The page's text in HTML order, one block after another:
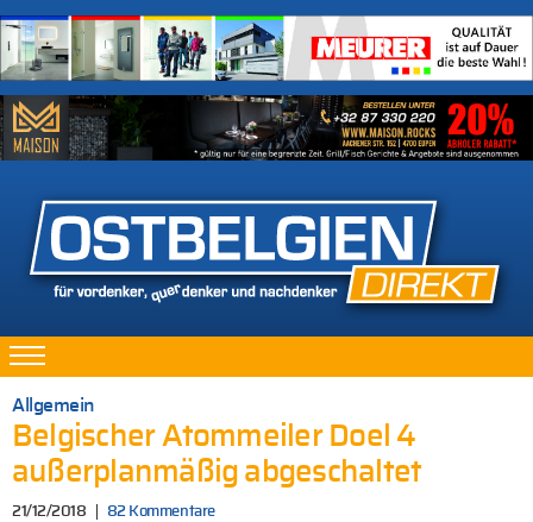
Allgemein
Belgischer Atommeiler Doel 4
außerplanmäßig abgeschaltet
21/12/2018 82 Kommentare